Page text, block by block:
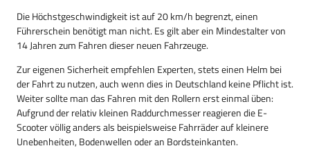
Die Höchstgeschwindigkeit ist auf 20 km/h begrenzt, einen
Führerschein benötigt man nicht. Es gilt aber ein Mindestalter von
14 Jahren zum Fahren dieser neuen Fahrzeuge.
Zur eigenen Sicherheit empfehlen Experten, stets einen Helm bei
der Fahrt zu nutzen, auch wenn dies in Deutschland keine Pflicht ist.
Weiter sollte man das Fahren mit den Rollern erst einmal üben:
Aufgrund der relativ kleinen Raddurchmesser reagieren die E-
Scooter völlig anders als beispielsweise Fahrräder auf kleinere
Unebenheiten, Bodenwellen oder an Bordsteinkanten.